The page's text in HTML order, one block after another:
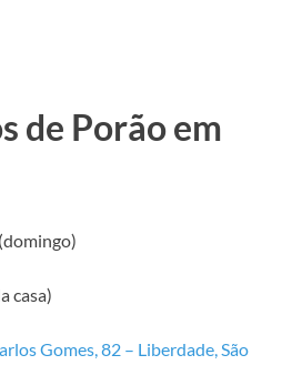
de Porão em
casa)
Gomes, 82 – Liberdade, São